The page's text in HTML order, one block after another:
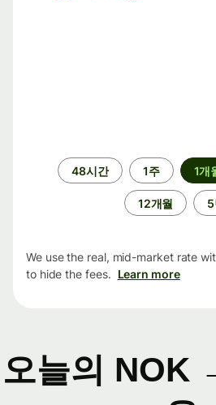
48시간 1주 1개
12개월
We use the real, mid-market rate
to hide the fees. Learn more
오늘의 NOK